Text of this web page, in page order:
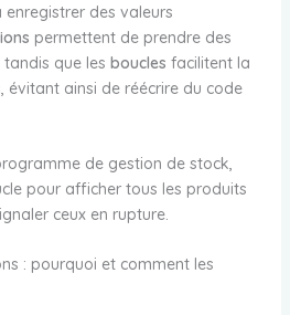
enregistrer des valeurs
permettent de prendre des
que les boucles facilitent la
évitant ainsi de réécrire du code
de gestion de stock,
pour afficher tous les produits
ceux en rupture.
: pourquoi et comment les